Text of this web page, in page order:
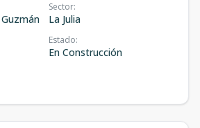
Sector:
La Julia
Estado:
En Construcción